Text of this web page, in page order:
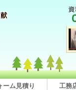
ーム見積り 工務